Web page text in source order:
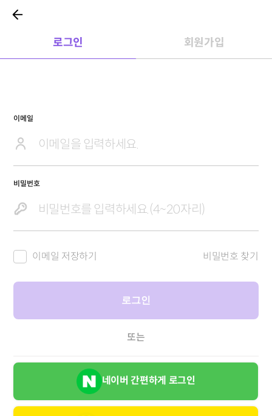
로그인 회원가입
이메일
비밀번호
이메일 저장하기 비밀번호 찾기
로그인
또는
네이버 간편하게 로그인